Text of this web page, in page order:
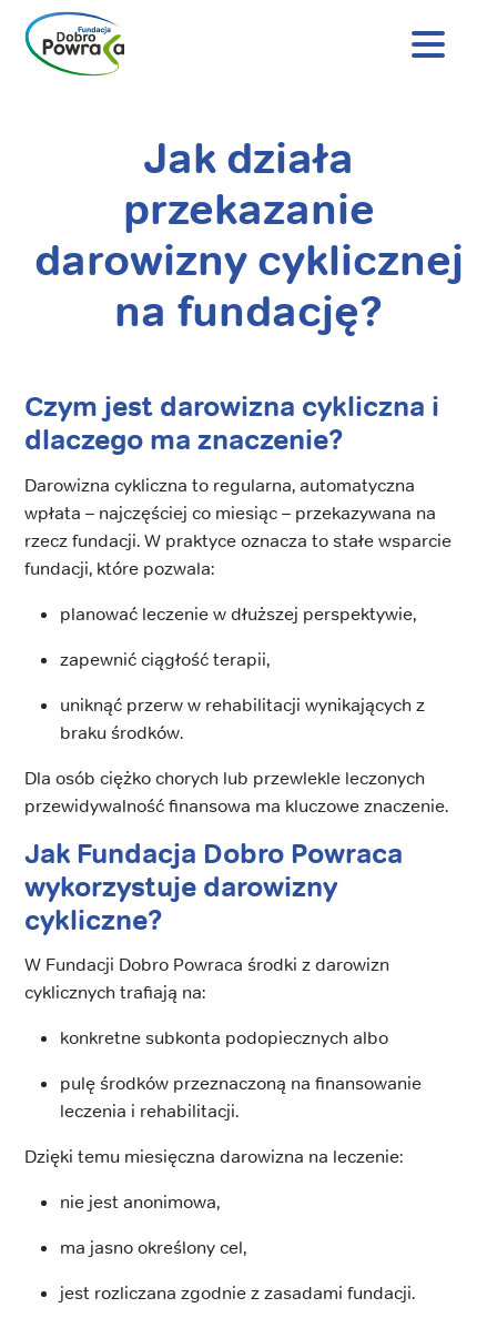
Nagłówek
Jak działa
przekazanie
darowizny cyklicznej
na fundację?
Czym jest darowizna cykliczna i
dlaczego ma znaczenie?
Darowizna cykliczna to regularna, automatyczna
wpłata – najczęściej co miesiąc – przekazywana na
rzecz fundacji. W praktyce oznacza to stałe wsparcie
fundacji, które pozwala:
planować leczenie w dłuższej perspektywie,
zapewnić ciągłość terapii,
uniknąć przerw w rehabilitacji wynikających z
braku środków.
Dla osób ciężko chorych lub przewlekle leczonych
przewidywalność finansowa ma kluczowe znaczenie.
Jak Fundacja Dobro Powraca
wykorzystuje darowizny
cykliczne?
W Fundacji Dobro Powraca środki z darowizn
cyklicznych trafiają na:
konkretne subkonta podopiecznych albo
pulę środków przeznaczoną na finansowanie
leczenia i rehabilitacji.
Dzięki temu miesięczna darowizna na leczenie:
nie jest anonimowa,
ma jasno określony cel,
jest rozliczana zgodnie z zasadami fundacji.